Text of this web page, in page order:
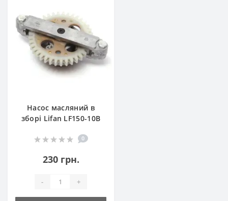
Насос масляний в
зборі Lifan LF150-10B
0
230 грн.
- +